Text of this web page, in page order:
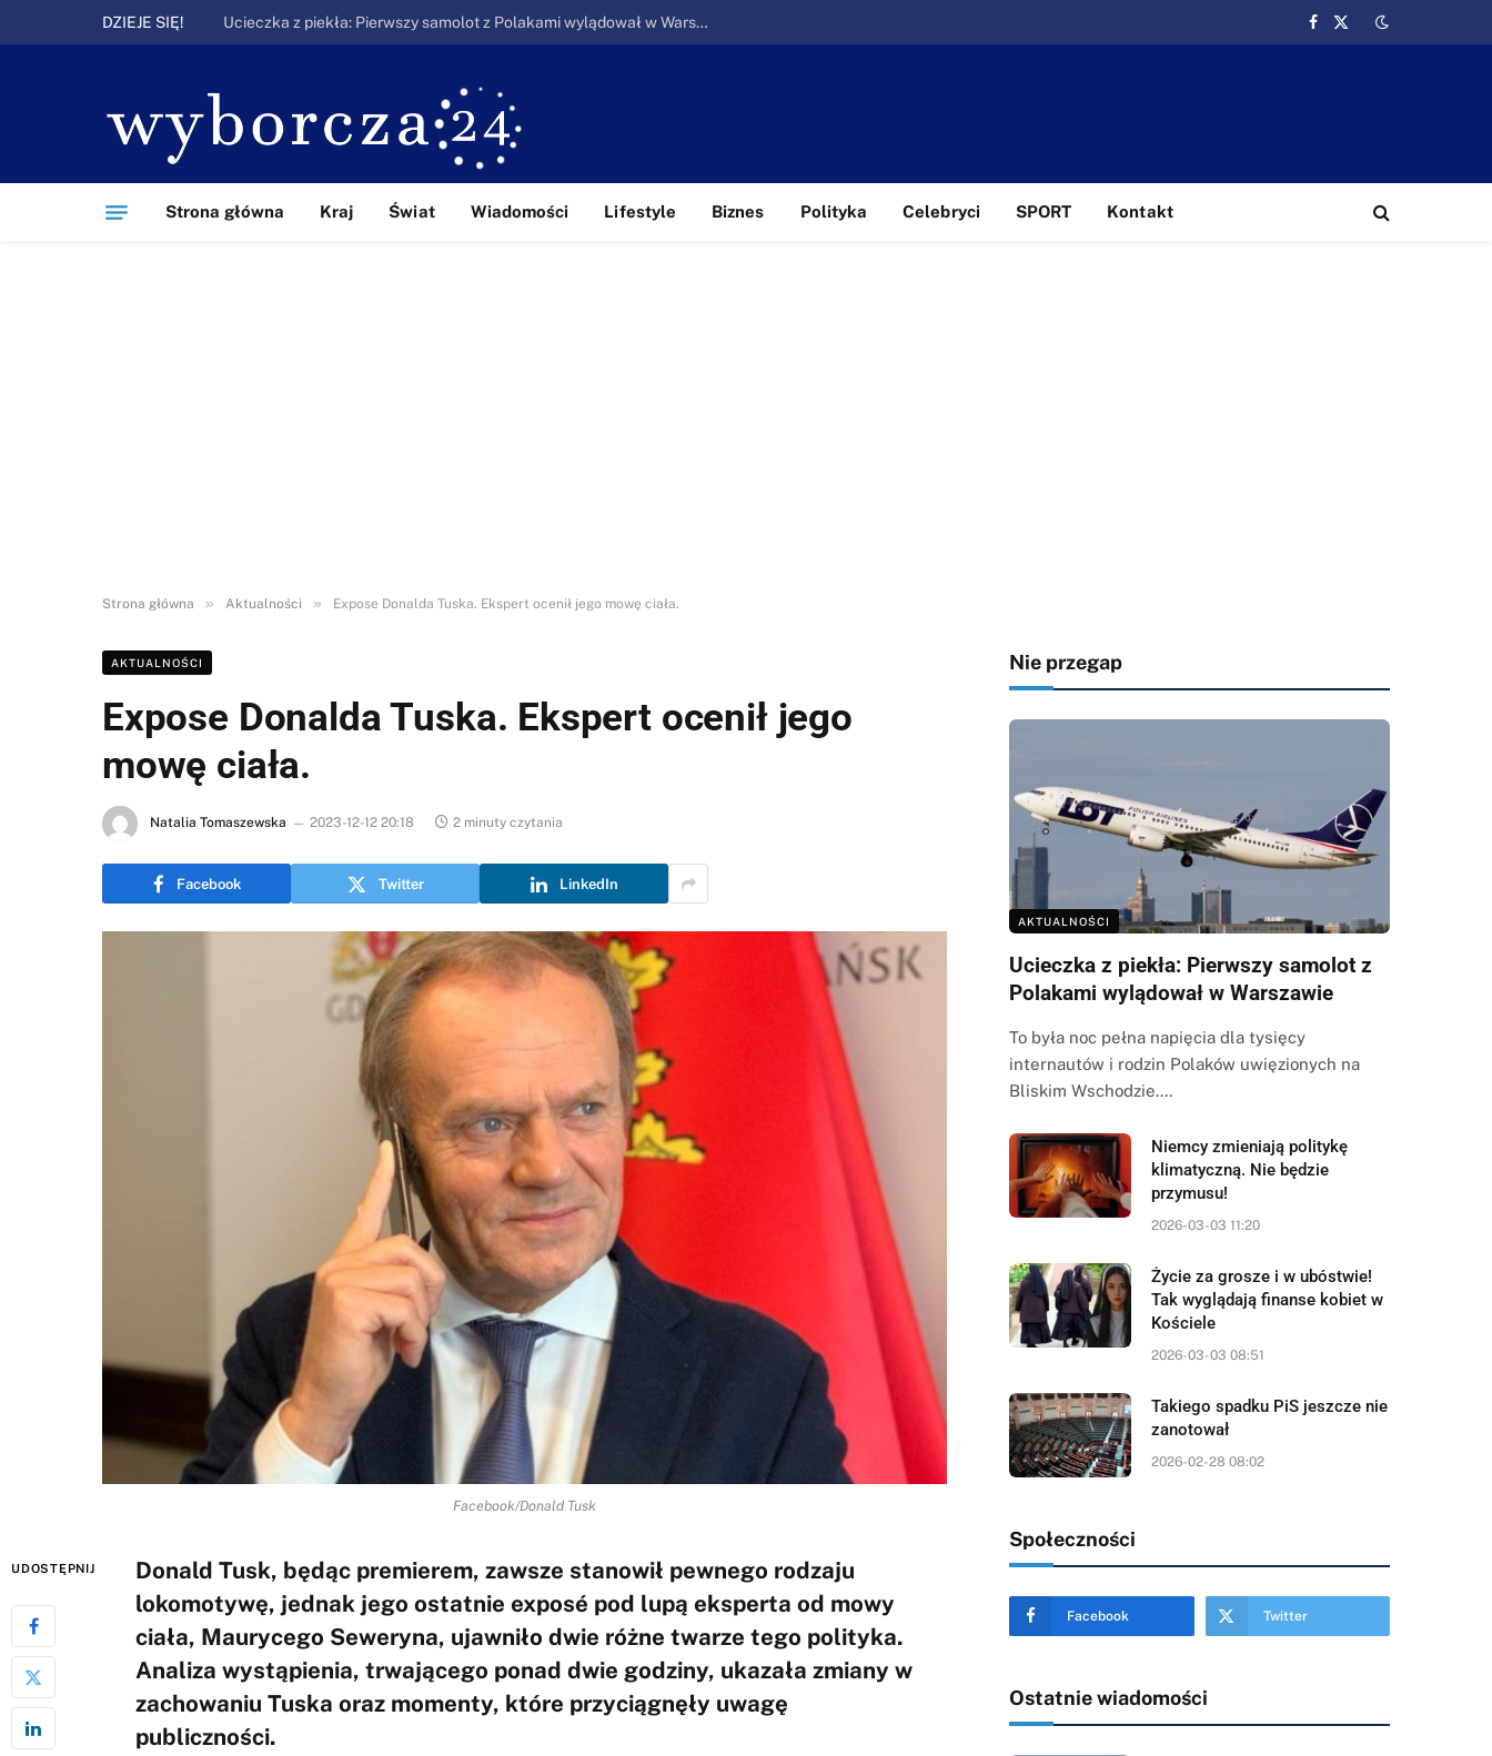
DZIEJE SIĘ! Ucieczka z piekła: Pierwszy samolot z Polakami wylądował w Warszawie
Facebook
X
Strona główna Kraj Świat Wiadomości Lifestyle Biznes Polityka Celebryci SPORT Kontakt
Strona główna » Aktualności » Expose Donalda Tuska. Ekspert ocenił jego mowę ciała.
AKTUALNOŚCI
Expose Donalda Tuska. Ekspert ocenił jego
mowę ciała.
Natalia Tomaszewska 2023-12-12 20:18 2 minuty czytania
Facebook Twitter LinkedIn
Facebook/Donald Tusk
UDOSTĘPNIJ
Donald Tusk, będąc premierem, zawsze stanowił pewnego rodzaju
lokomotywę, jednak jego ostatnie exposé pod lupą eksperta od mowy
ciała, Maurycego Seweryna, ujawniło dwie różne twarze tego polityka.
Analiza wystąpienia, trwającego ponad dwie godziny, ukazała zmiany w
zachowaniu Tuska oraz momenty, które przyciągnęły uwagę
publiczności.
Nie przegap
AKTUALNOŚCI
Ucieczka z piekła: Pierwszy samolot z
Polakami wylądował w Warszawie
To była noc pełna napięcia dla tysięcy
internautów i rodzin Polaków uwięzionych na
Bliskim Wschodzie.…
Niemcy zmieniają politykę
klimatyczną. Nie będzie
przymusu!
2026-03-03 11:20
Życie za grosze i w ubóstwie!
Tak wyglądają finanse kobiet w
Kościele
2026-03-03 08:51
Takiego spadku PiS jeszcze nie
zanotował
2026-02-28 08:02
Społeczności
Facebook Twitter
Ostatnie wiadomości